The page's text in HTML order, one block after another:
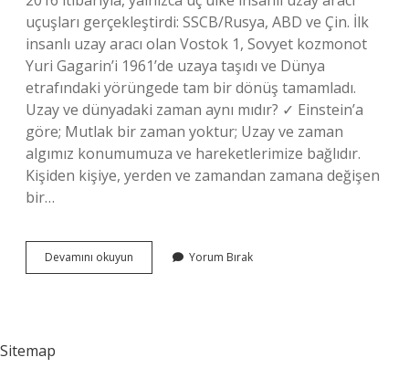
uçuşları gerçekleştirdi: SSCB/Rusya, ABD ve Çin. İlk
insanlı uzay aracı olan Vostok 1, Sovyet kozmonot
Yuri Gagarin’i 1961’de uzaya taşıdı ve Dünya
etrafındaki yörüngede tam bir dönüş tamamladı.
Uzay ve dünyadaki zaman aynı mıdır? ✓ Einstein’a
göre; Mutlak bir zaman yoktur; Uzay ve zaman
algımız konumumuza ve hareketlerimize bağlıdır.
Kişiden kişiye, yerden ve zamandan zamana değişen
bir…
Devamını okuyun
Uzaya
Yorum Bırak
Sitemap